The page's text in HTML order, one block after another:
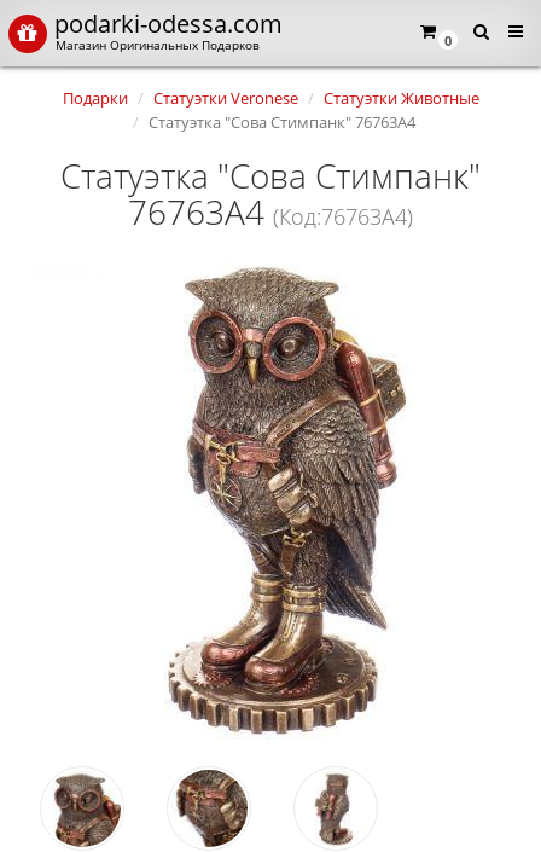
0
podarki-odessa.com
Магазин Оригинальных Подарков
Подарки Статуэтки Veronese
Статуэтки Животные
Статуэтка "Сова Стимпанк" 76763A4
Статуэтка "Сова Стимпанк"
76763A4 (Код:76763A4)